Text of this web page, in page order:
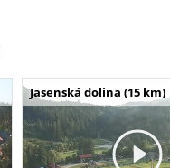
Jasenská dolina (15 km)